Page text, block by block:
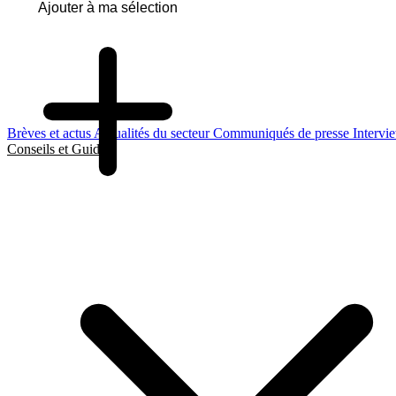
Brèves et actus Actualités du secteurCommuniqués de presse
Conseils et Guides
Ajouter à ma sélection